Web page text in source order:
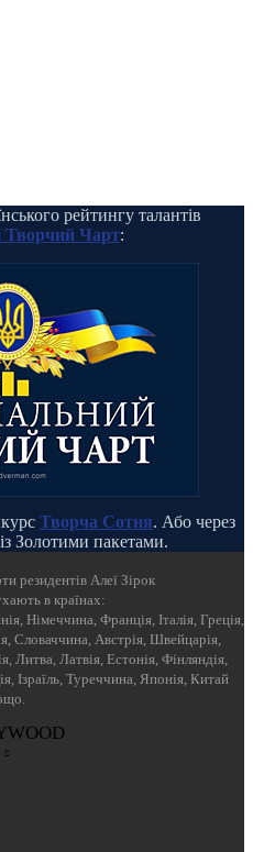
рейтингу талантів
Творчий Чарт:
Творча Сотня. Або через
із Золотими пакетами.
резидентів Алеї Зірок
в країнах:
Німеччина, Франція, Італія, Греція,
Словаччина, Австрія, Швейцарія,
Литва, Латвія, Естонія, Фінляндія,
Ізраїль, Туреччина, Японія, Китай